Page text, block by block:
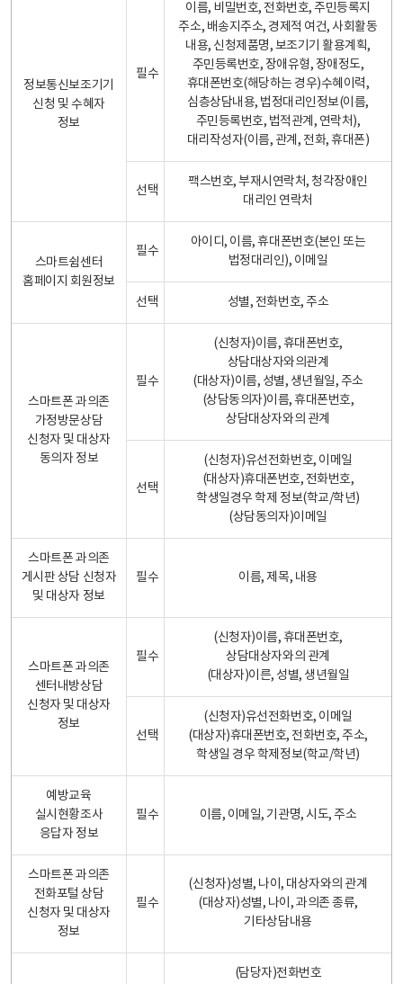
정보통신보조기기
신청 및 수혜자
정보
필수
이름, 비밀번호, 전화번호, 주민등록지
주소, 배송지주소, 경제적 여건, 사회활동
내용, 신청제품명, 보조기기 활용계획,
주민등록번호, 장애유형, 장애정도,
휴대폰번호(해당하는 경우)수혜이력,
심층상담내용, 법정대리인정보(이름,
주민등록번호, 법적관계, 연락처),
대리작성자(이름, 관계, 전화, 휴대폰)
선택
팩스번호, 부재시연락처, 청각장애인
대리인 연락처
스마트쉼센터
홈페이지 회원정보
필수
아이디, 이름, 휴대폰번호(본인 또는
법정대리인), 이메일
선택 성별, 전화번호, 주소
스마트폰 과의존
가정방문상담
신청자 및 대상자
동의자 정보
필수
(신청자)이름, 휴대폰번호,
상담대상자와의관계
(대상자)이름, 성별, 생년월일, 주소
(상담동의자)이름, 휴대폰번호,
상담대상자와의 관계
선택
(신청자)유선전화번호, 이메일
(대상자)휴대폰번호, 전화번호,
학생일경우 학제 정보(학교/학년)
(상담동의자)이메일
스마트폰 과의존
게시판 상담 신청자
및 대상자 정보
필수 이름, 제목, 내용
스마트폰 과의존
센터내방상담
신청자 및 대상자
정보
필수
(신청자)이름, 휴대폰번호,
상담대상자와의 관계
(대상자)이른, 성별, 생년월일
선택
(신청자)유선전화번호, 이메일
(대상자)휴대폰번호, 전화번호, 주소,
학생일 경우 학제정보(학교/학년)
예방교육
실시현황조사
응답자 정보
필수 이름, 이메일, 기관명, 시도, 주소
스마트폰 과의존
전화포털 상담
신청자 및 대상자
정보
필수
(신청자)성별, 나이, 대상자와의 관계
(대상자)성별, 나이, 과의존 종류,
기타상담내용
(담당자)전화번호